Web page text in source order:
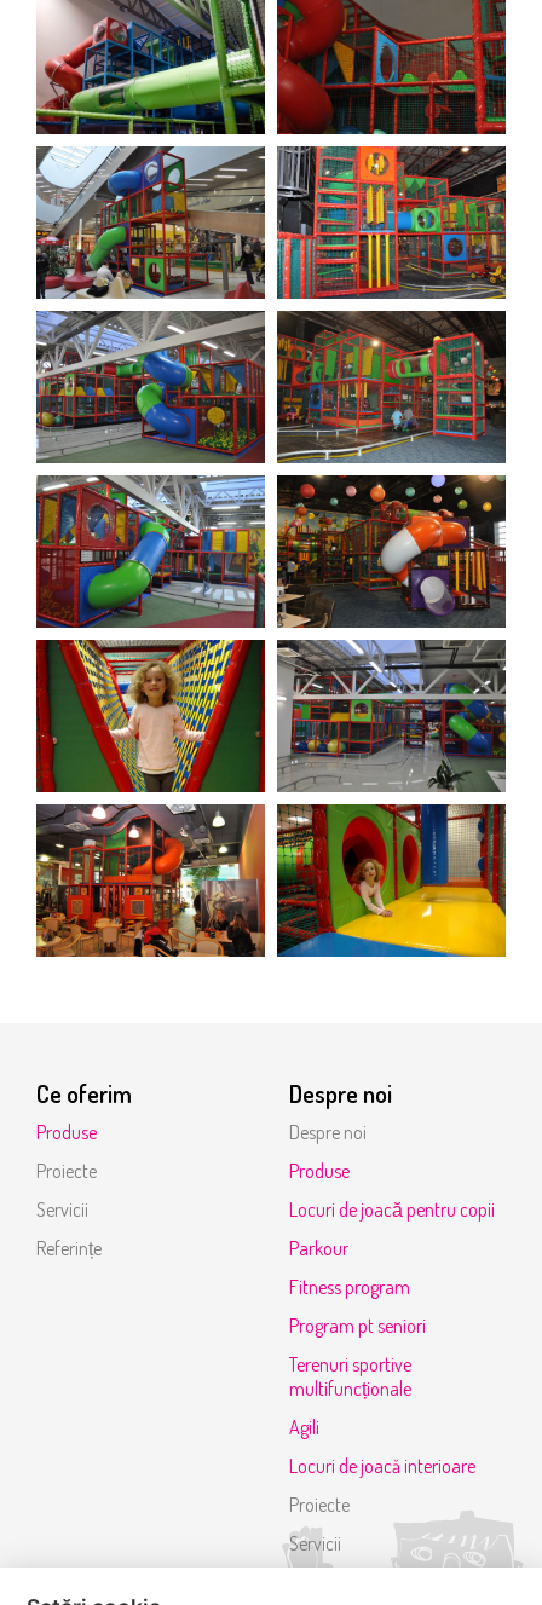
Ce oferim
Produse
Proiecte
Servicii
Referințe
Despre noi
Despre noi
Produse
Locuri de joacă pentru copii
Parkour
Fitness program
Program pt seniori
Terenuri sportive
multifuncționale
Agili
Locuri de joacă interioare
Proiecte
Servicii